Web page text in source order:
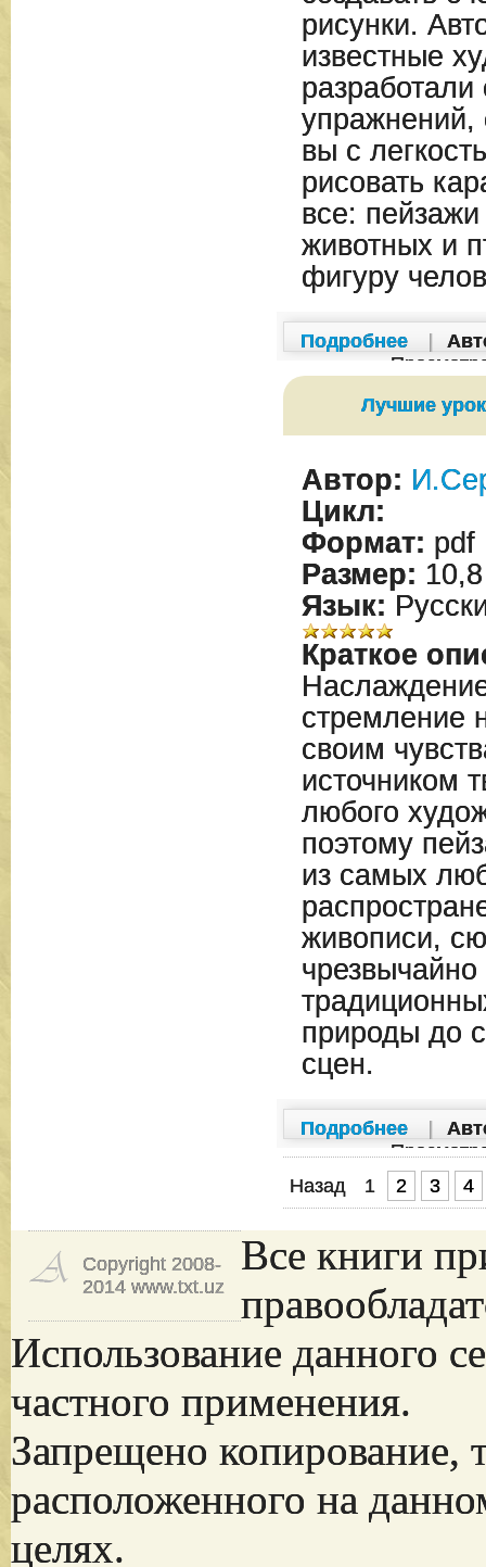
рисунки.
известные
вы с
рисовать
все:
животных и
фигуру
Подробнее
Лучшие
Автор:
Цикл:
Формат: pdf
Размер:
Язык:
Краткое
стремление
своим
источником
любого
поэтому
из самых
живописи,
природы до
сцен.
Подробнее
Назад
1 2 3 4
Copyright 2008-
2014 www.txt.uz
Все книги
Использование данного
частного применения.
Запрещено копирование,
расположенного на
целях.